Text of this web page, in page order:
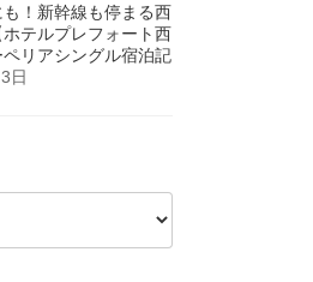
！新幹線も停まる西
テルプレフォート西
リアシングル宿泊記
日